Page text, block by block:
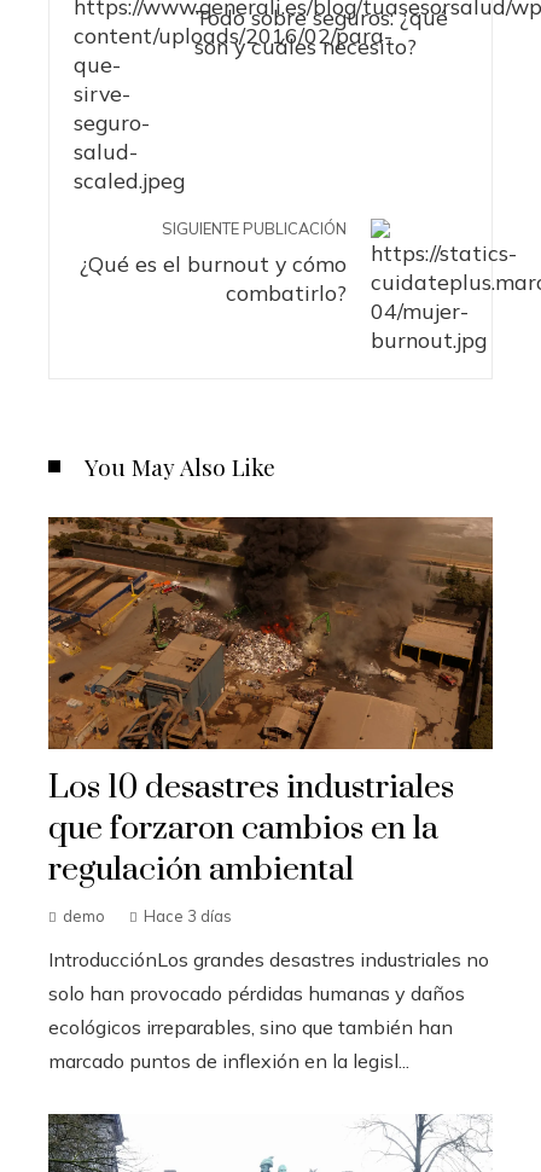
Todo sobre seguros: ¿qué
son y cuáles necesito?
SIGUIENTE PUBLICACIÓN
¿Qué es el burnout y cómo
combatirlo?
You May Also Like
Los 10 desastres industriales
que forzaron cambios en la
regulación ambiental
demo Hace 3 días
IntroducciónLos grandes desastres industriales no
solo han provocado pérdidas humanas y daños
ecológicos irreparables, sino que también han
marcado puntos de inflexión en la legisl...